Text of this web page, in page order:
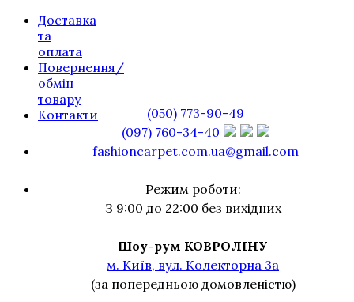
Доставка
та
оплата
Повернення/
обмін
товару
Контакти
(050) 773-90-49
(097) 760-34-40
fashioncarpet.com.ua@gmail.com
Режим роботи:
З 9:00 до 22:00 без вихідних
Шоу-рум КОВРОЛІНУ
м. Київ, вул. Колекторна 3а
(за попередньою домовленістю)